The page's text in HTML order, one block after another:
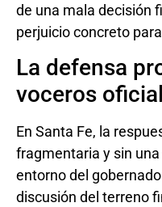
de una mala decisión
perjuicio concreto
La defensa
voceros
En Santa Fe, la
fragmentaria y sin una
entorno del
discusión del terreno